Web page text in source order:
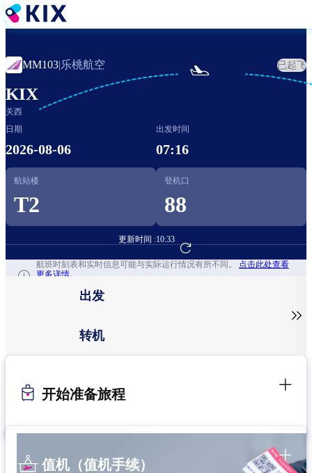
跳
转
主
要
容
MM103|乐桃航空 已起飞
KIX
关西

日期
2026-08-06
出发时间
07:16
航站楼
T2
登机口
88
更新时间 :10:33
前往航班预订
航班时刻表和实时信息可能与实际运行情况有所不同。 点击此处查看
更多详情。
出发
转机

开始准备旅程
值机（值机手续）